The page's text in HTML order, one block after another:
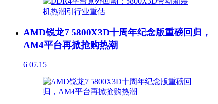
AMD锐龙7 5800X3D十周年纪念版重磅回归，
AM4平台再掀抢购热潮
6 07.15